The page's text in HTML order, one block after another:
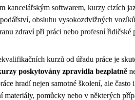
kancelářským softwarem, kurzy cizích
obsluhu vysokozdvižných
zdraví při práci nebo profesní řidičské
kurzů od úřadu práce je
poskytovány zpravidla bezplatně
hradí nejen samotné školení, ale často
materiály, pomůcky nebo v některých